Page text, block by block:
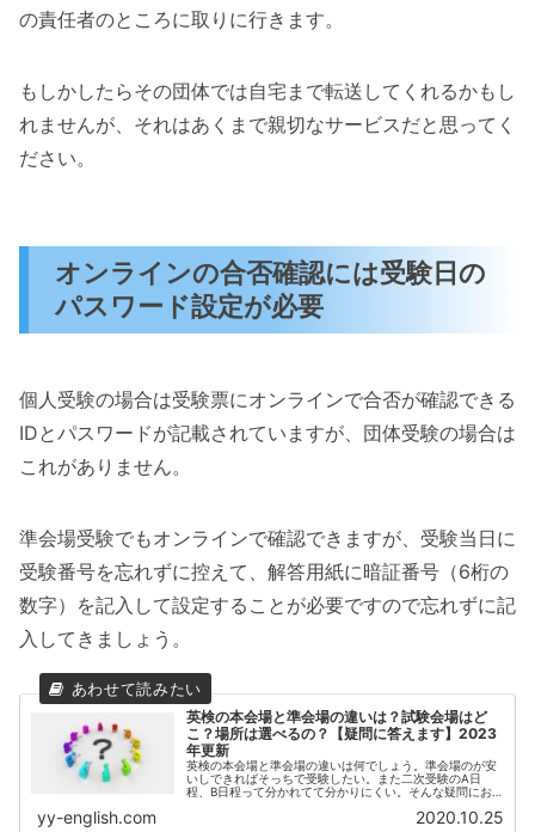
の責任者のところに取りに行きます。
もしかしたらその団体では自宅まで転送してくれるかもし
れませんが、それはあくまで親切なサービスだと思ってく
ださい。
オンラインの合否確認には受験日の
パスワード設定が必要
個人受験の場合は受験票にオンラインで合否が確認できる
IDとパスワードが記載されていますが、団体受験の場合は
これがありません。
準会場受験でもオンラインで確認できますが、受験当日に
受験番号を忘れずに控えて、解答用紙に暗証番号（6桁の
数字）を記入して設定することが必要ですので忘れずに記
入してきましょう。
英検の本会場と準会場の違いは？試験会場はど
こ？場所は選べるの？【疑問に答えます】2023
年更新
英検の本会場と準会場の違いは何でしょう。準会場のが安
いしできればそっちで受験したい。また二次受験のA日
程、B日程って分かれてて分かりにくい。そんな疑問にお
yy-english.com 2020.10.25